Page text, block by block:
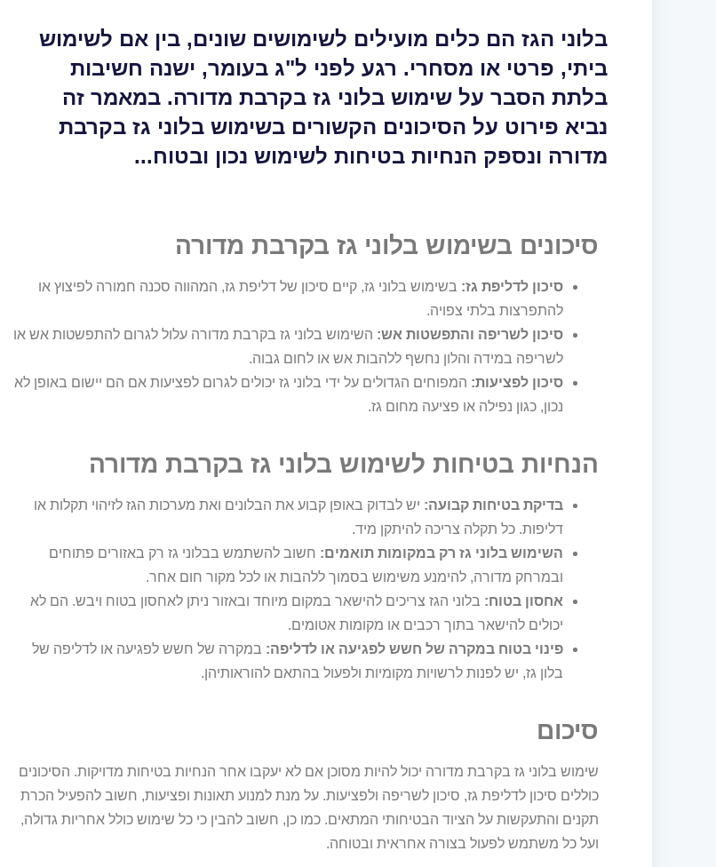
בלוני הגז הם כלים מועילים לשימושים שונים, בין אם לשימוש
ביתי, פרטי או מסחרי. רגע לפני ל"ג בעומר, ישנה חשיבות
בלתת הסבר על שימוש בלוני גז בקרבת מדורה. במאמר זה
נביא פירוט על הסיכונים הקשורים בשימוש בלוני גז בקרבת
מדורה ונספק הנחיות בטיחות לשימוש נכון ובטוח...
סיכונים בשימוש בלוני גז בקרבת מדורה
סיכון לדליפת גז: בשימוש בלוני גז, קיים סיכון של דליפת גז, המהווה סכנה חמורה לפיצוץ או
להתפרצות בלתי צפויה.
סיכון לשריפה והתפשטות אש: השימוש בלוני גז בקרבת מדורה עלול לגרום להתפשטות אש או
לשריפה במידה והלון נחשף ללהבות אש או לחום גבוה.
סיכון לפציעות: המפוחים הגדולים על ידי בלוני גז יכולים לגרום לפציעות אם הם יישום באופן לא
נכון, כגון נפילה או פציעה מחום גז.
הנחיות בטיחות לשימוש בלוני גז בקרבת מדורה
בדיקת בטיחות קבועה: יש לבדוק באופן קבוע את הבלונים ואת מערכות הגז לזיהוי תקלות או
דליפות. כל תקלה צריכה להיתקן מיד.
השימוש בלוני גז רק במקומות תואמים: חשוב להשתמש בבלוני גז רק באזורים פתוחים
ובמרחק מדורה, להימנע משימוש בסמוך ללהבות או לכל מקור חום אחר.
אחסון בטוח: בלוני הגז צריכים להישאר במקום מיוחד ובאזור ניתן לאחסון בטוח ויבש. הם לא
יכולים להישאר בתוך רכבים או מקומות אטומים.
פינוי בטוח במקרה של חשש לפגיעה או לדליפה: במקרה של חשש לפגיעה או לדליפה של
בלון גז, יש לפנות לרשויות מקומיות ולפעול בהתאם להוראותיהן.
סיכום
שימוש בלוני גז בקרבת מדורה יכול להיות מסוכן אם לא יעקבו אחר הנחיות בטיחות מדויקות. הסיכונים
כוללים סיכון לדליפת גז, סיכון לשריפה ולפציעות. על מנת למנוע תאונות ופציעות, חשוב להפעיל הכרת
תקנים והתעקשות על הציוד הבטיחותי המתאים. כמו כן, חשוב להבין כי כל שימוש כולל אחריות גדולה,
ועל כל משתמש לפעול בצורה אחראית ובטוחה.